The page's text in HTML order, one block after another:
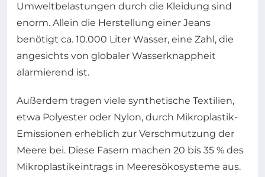
Umweltbelastungen durch die Kleidung sind
enorm. Allein die Herstellung einer Jeans
benötigt ca. 10.000 Liter Wasser, eine Zahl, die
angesichts von globaler Wasserknappheit
alarmierend ist.
Außerdem tragen viele synthetische Textilien,
etwa Polyester oder Nylon, durch Mikroplastik-
Emissionen erheblich zur Verschmutzung der
Meere bei. Diese Fasern machen 20 bis 35 % des
Mikroplastikeintrags in Meeresökosysteme aus.